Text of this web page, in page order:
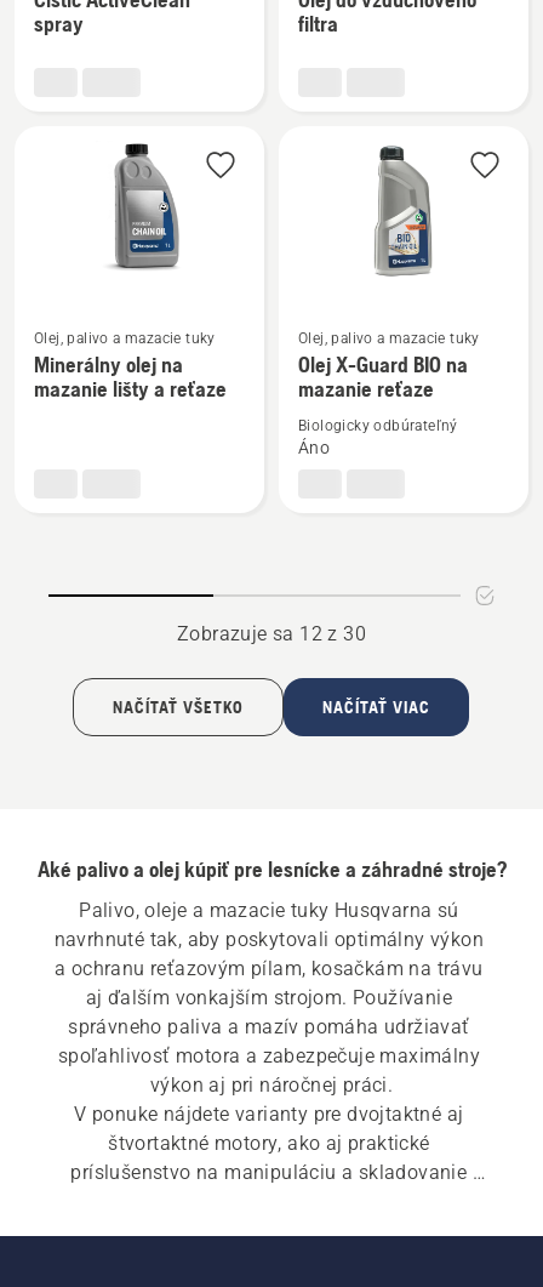
podrobností
spray
podrobností
filtra
Zobraziť
viac
podrobností
Olej, palivo a mazacie tuky
Minerálny olej na
mazanie lišty a reťaze
Zobraziť
viac
podrobností
Olej
mazanie
reťaze
Olej, palivo a mazacie tuky
Olej X-Guard BIO na
mazanie reťaze
Biologicky odbúrateľný
Áno
Zobrazuje sa 12 z 30
NAČÍTAŤ VŠETKO NAČÍTAŤ VIAC
Aké palivo a olej kúpiť pre lesnícke a záhradné stroje?
Palivo, oleje a mazacie tuky Husqvarna sú
navrhnuté tak, aby poskytovali optimálny výkon
a ochranu reťazovým pílam, kosačkám na trávu
aj ďalším vonkajším strojom. Používanie
správneho paliva a mazív pomáha udržiavať
spoľahlivosť motora a zabezpečuje maximálny
výkon aj pri náročnej práci.
V ponuke nájdete varianty pre dvojtaktné aj
štvortaktné motory, ako aj praktické
príslušenstvo na manipuláciu a skladovanie